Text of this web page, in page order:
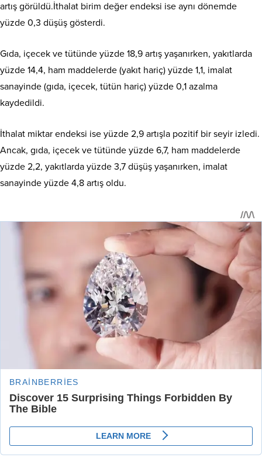
artış görüldü.İthalat birim değer endeksi ise aynı dönemde
yüzde 0,3 düşüş gösterdi.
Gıda, içecek ve tütünde yüzde 18,9 artış yaşanırken, yakıtlarda
yüzde 14,4, ham maddelerde (yakıt hariç) yüzde 1,1, imalat
sanayinde (gıda, içecek, tütün hariç) yüzde 0,1 azalma
kaydedildi.
İthalat miktar endeksi ise yüzde 2,9 artışla pozitif bir seyir izledi.
Ancak, gıda, içecek ve tütünde yüzde 6,7, ham maddelerde
yüzde 2,2, yakıtlarda yüzde 3,7 düşüş yaşanırken, imalat
sanayinde yüzde 4,8 artış oldu.